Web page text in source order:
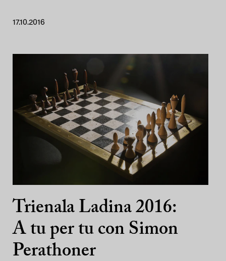
17.10.2016
Trienala Ladina 2016:
A tu per tu con Simon
Perathoner